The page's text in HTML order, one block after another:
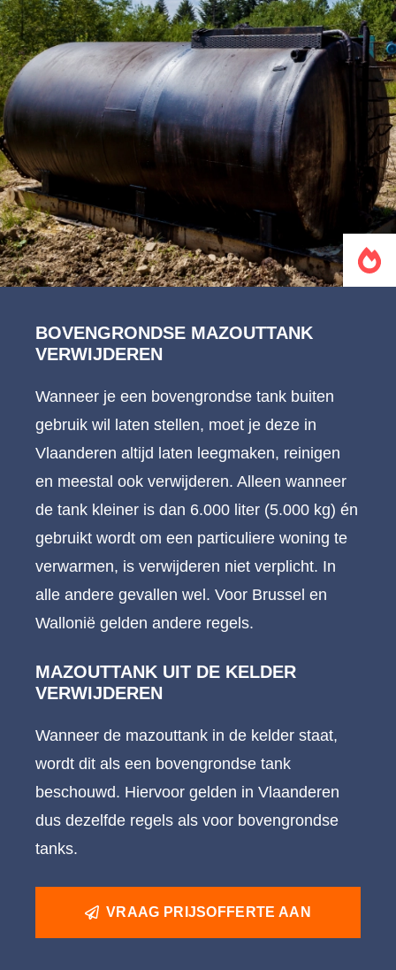
BOVENGRONDSE MAZOUTTANK
VERWIJDEREN
Wanneer je een bovengrondse tank buiten
gebruik wil laten stellen, moet je deze in
Vlaanderen altijd laten leegmaken, reinigen
en meestal ook verwijderen. Alleen wanneer
de tank kleiner is dan 6.000 liter (5.000 kg) én
gebruikt wordt om een particuliere woning te
verwarmen, is verwijderen niet verplicht. In
alle andere gevallen wel. Voor Brussel en
Wallonië gelden andere regels.
MAZOUTTANK UIT DE KELDER
VERWIJDEREN
Wanneer de mazouttank in de kelder staat,
wordt dit als een bovengrondse tank
beschouwd. Hiervoor gelden in Vlaanderen
dus dezelfde regels als voor bovengrondse
tanks.
VRAAG PRIJSOFFERTE AAN